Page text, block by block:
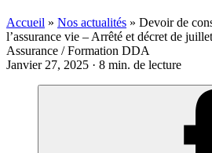
Accueil » Nos actualités » Devoir de
l’assurance vie – Arrêté et décret de
Assurance / Formation DDA
Janvier 27, 2025 · 8 min. de lecture